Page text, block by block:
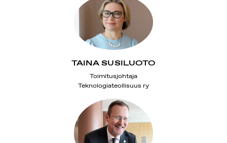
TAINA SUSILUOTO
Toimitusjohtaja
Teknologiateollisuus ry